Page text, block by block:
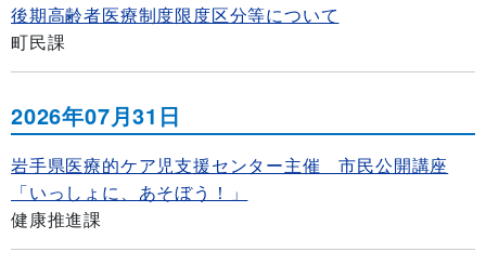
後期高齢者医療制度限度区分等について
町民課
2026年07月31日
岩手県医療的ケア児支援センター主催 市民公開講座
「いっしょに、あそぼう！」
健康推進課